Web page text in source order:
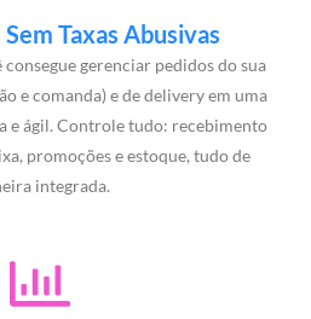
Taxas Abusivas
gerenciar pedidos do sua
e comanda) e de delivery em uma
e ágil. Controle tudo: recebimento
promoções e estoque, tudo de
integrada.